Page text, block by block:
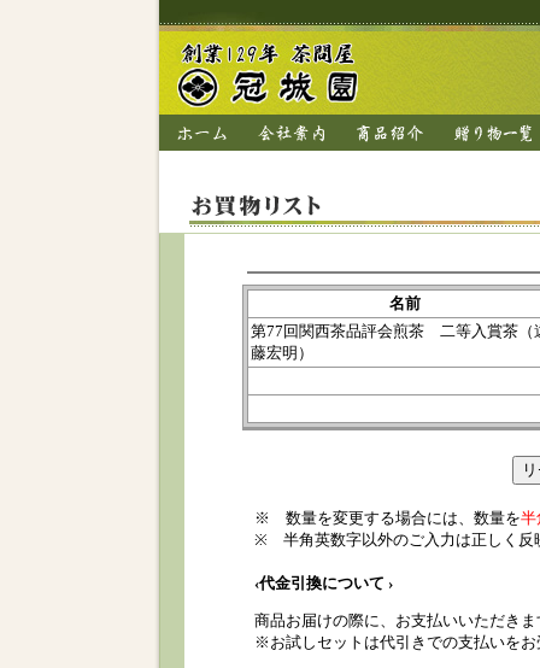
名前
第77回関西茶品評会煎茶 二等入賞茶（
藤宏明）
※ 数量を変更する場合には、数量を半
※ 半角英数字以外のご入力は正しく反
‹代金引換について ›
商品お届けの際に、お支払いいただき
※お試しセットは代引きでの支払いを